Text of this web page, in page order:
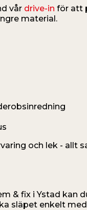
vår drive-in för att
material.
och lek - allt
& fix i Ystad kan
släpet enkelt